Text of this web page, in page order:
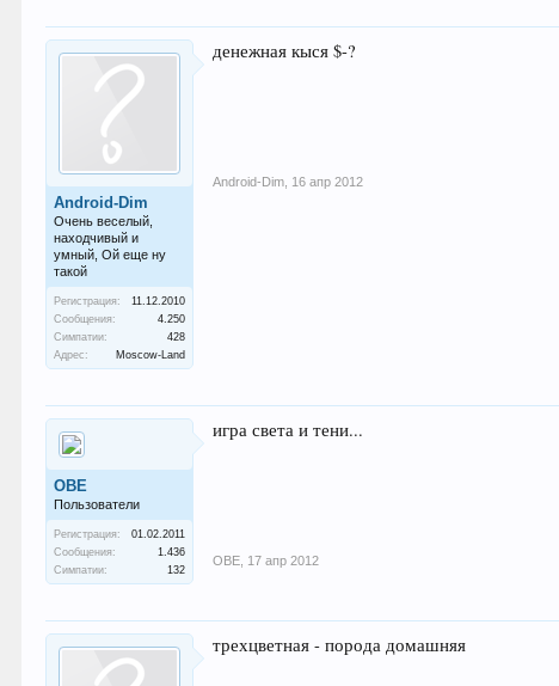
Android-Dim
Очень веселый,
находчивый и
умный, Ой еще ну
такой
Регистрация:
11.12.2010
Сообщения:
4.250
Симпатии:
428
Адрес:
Moscow-Land
денежная кыся $-?
Android-Dim 16 апр 2012
ОВЕ
Пользователи
Регистрация:
01.02.2011
Сообщения:
1.436
Симпатии:
132
игра света и тени...
ОВЕ 17 апр 2012
трехцветная - порода домашняя